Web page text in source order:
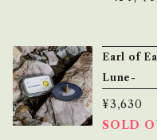
ンで香り
インで複
alではAir
合わせて選
ンのブレ
で表現さ
境を作り出してくれ
心身とも
Earl of
Lune-
¥3,630
SOLD